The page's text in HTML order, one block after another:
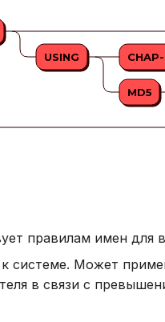
USING
CHAP-
MD5
правилам имен для
Может
в связи с